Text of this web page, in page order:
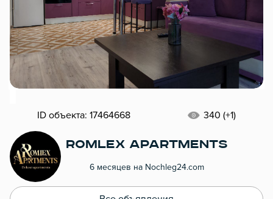
ID объекта: 17464668 340 (+1)
Romlex Apartments
6 месяцев на Nochleg24.com